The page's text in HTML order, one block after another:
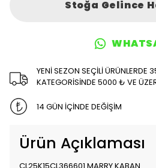
Stoğa Gelince
YENİ SEZON SEÇİLİ
KATEGORİSİNDE 5000 ₺ VE
14 GÜN İÇİNDE DEĞİŞİM
Ürün Açıklaması